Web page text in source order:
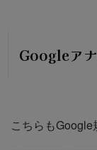
Googleア
こちらもGoogle